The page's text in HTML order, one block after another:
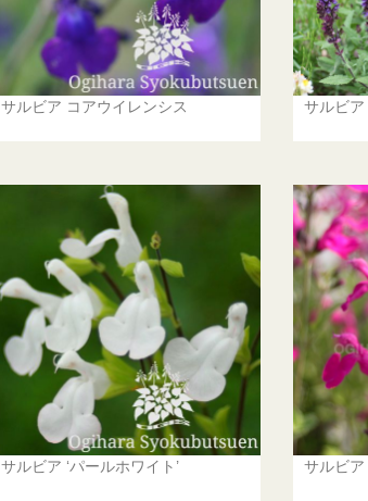
サルビア コアウイレンシス サルビ
サルビア ‘パールホワイト’ サルビア